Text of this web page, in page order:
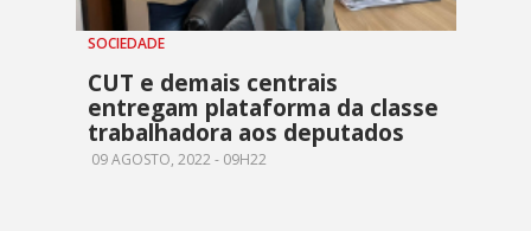
SOCIEDADE
CUT e demais centrais
entregam plataforma da classe
trabalhadora aos deputados
09 AGOSTO, 2022 - 09H22